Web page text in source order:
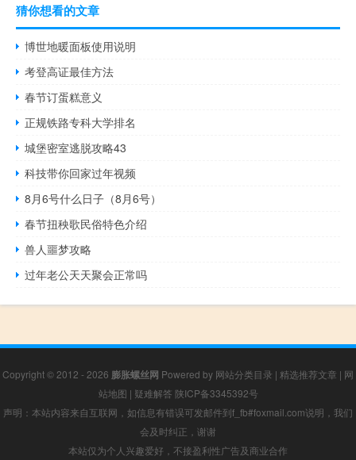
猜你想看的文章
博世地暖面板使用说明
考登高证最佳方法
春节订蛋糕意义
正规铁路专科大学排名
城堡密室逃脱攻略43
科技带你回家过年视频
8月6号什么日子（8月6号）
春节扭秧歌民俗特色介绍
兽人噩梦攻略
过年老公天天聚会正常吗
Copyright © 2012 - 2026 膨胀螺丝网 Powered by 网站分类目录 | 精选推荐文章 | 网
站地图 | 疑难解答 陕ICP备3345392号
声明：本站内容来自互联网，如信息有错误可发邮件到f_fb#foxmail.com说明，我们
会及时纠正，谢谢
本站仅为个人兴趣爱好，不接盈利性广告及商业合作